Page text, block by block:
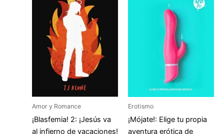
Amor y Romance
¡Blasfemia! 2: ¡Jesús va
al infierno de vacaciones!
Erotismo
¡Mójate!: Elige tu propia
aventura erótica de